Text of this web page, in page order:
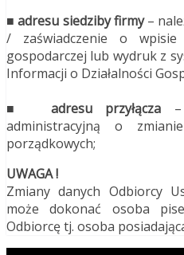
■ adresu siedziby firmy–
/ zaświadczenie o wpisie
gospodarczej lub wydruk z
Informacji o Działalności
■ adresu przyłącza –
administracyjną o
porządkowych;
UWAGA !
Zmiany danych Odbiorcy
może dokonać osoba
Odbiorcę tj. osoba